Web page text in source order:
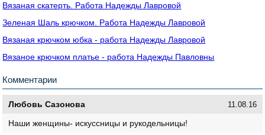
Вязаная скатерть. Работа Надежды Лавровой
Зеленая Шаль крючком. Работа Надежды Лавровой
Вязаная крючком юбка - работа Надежды Лавровой
Вязаное крючком платье - работа Надежды Павловны
Комментарии
Любовь Сазонова 11.08.16
Наши женщины- искуссницы и рукодельницы!